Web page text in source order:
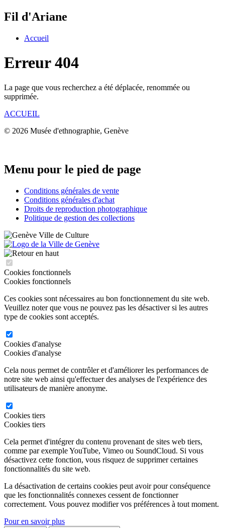
Fil d'Ariane
Accueil
Erreur 404
La page que vous recherchez a été déplacée, renommée ou
supprimée.
ACCUEIL
© 2026 Musée d'ethnographie, Genève
Menu pour le pied de page
Conditions générales de vente
Conditions générales d'achat
Droits de reproduction photographique
Politique de gestion des collections
Cookies fonctionnels
Cookies fonctionnels
Ces cookies sont nécessaires au bon fonctionnement du site web.
Veuillez noter que vous ne pouvez pas les désactiver si les autres
type de cookies sont acceptés.
Cookies d'analyse
Cookies d'analyse
Cela nous permet de contrôler et d'améliorer les performances de
notre site web ainsi qu'effectuer des analyses de l'expérience des
utilisateurs de manière anonyme.
Cookies tiers
Cookies tiers
Cela permet d'intégrer du contenu provenant de sites web tiers,
comme par exemple YouTube, Vimeo ou SoundCloud. Si vous
désactivez cette fonction, vous risquez de supprimer certaines
fonctionnalités du site web.
La désactivation de certains cookies peut avoir pour conséquence
que les fonctionnalités connexes cessent de fonctionner
correctement. Vous pouvez modifier vos préférences à tout moment.
Pour en savoir plus